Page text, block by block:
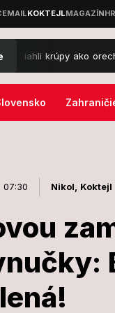
orechy, voda sa valila
07:30 Nikol, Koktejl